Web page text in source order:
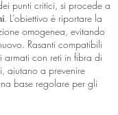
punti critici, si procede a
. L’obiettivo è riportare la
omogenea, evitando
Rasanti compatibili
con reti in fibra di
aiutano a prevenire
base regolare per gli